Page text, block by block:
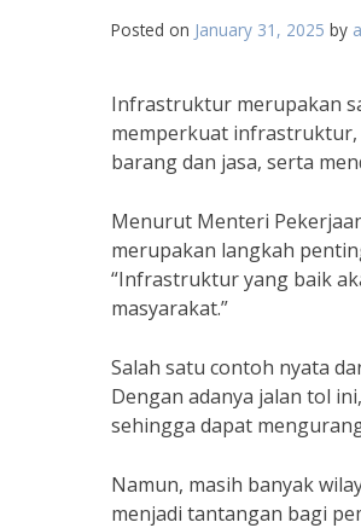
Posted on January 31, 2025 by
Infrastruktur merupakan
memperkuat infrastruktur,
barang dan jasa, serta
Menurut Menteri
merupakan langkah
“Infrastruktur yang baik
masyarakat.”
Salah satu contoh nyata
Dengan adanya jalan tol
sehingga dapat
Namun, masih banyak
menjadi tantangan bagi